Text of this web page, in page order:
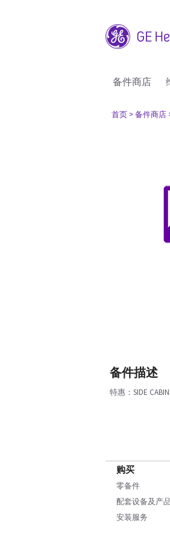
备件商店
首页 > 备件商店
备件描述
特惠：SIDE
购买
零备件
配套设备及产品
安装服务